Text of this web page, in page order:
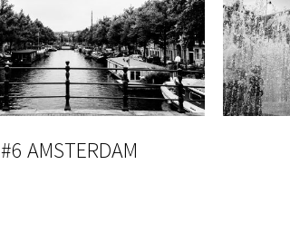
#6 AMSTERDAM